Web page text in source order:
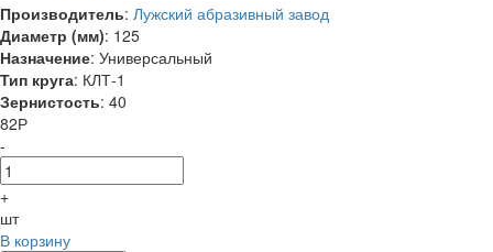
Производитель: Лужский абразивный завод
Диаметр (мм): 125
Назначение: Универсальный
Тип круга: КЛТ-1
Зернистость: 40
82Р
-
+
шт
В корзину